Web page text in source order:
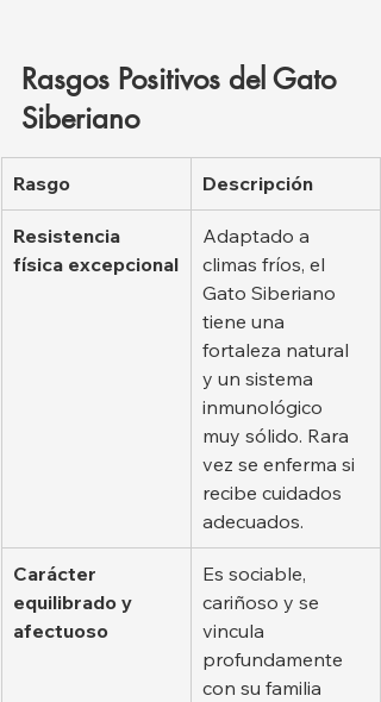
Rasgos Positivos del Gato
Siberiano
Rasgo Descripción
Resistencia
física excepcional
Adaptado a
climas fríos, el
Gato Siberiano
tiene una
fortaleza natural
y un sistema
inmunológico
muy sólido. Rara
vez se enferma si
recibe cuidados
adecuados.
Carácter
equilibrado y
afectuoso
Es sociable,
cariñoso y se
vincula
profundamente
con su familia